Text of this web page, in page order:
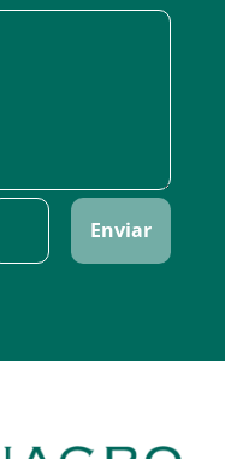
Enviar